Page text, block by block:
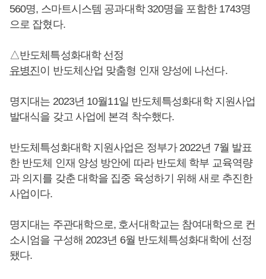
560명, 스마트시스템 공과대학 320명을 포함한 1743명
으로 잡혔다.
△반도체특성화대학 선정
유병진이 반도체산업 맞춤형 인재 양성에 나선다.
명지대는 2023년 10월11일 반도체특성화대학 지원사업
발대식을 갖고 사업에 본격 착수했다.
반도체특성화대학 지원사업은 정부가 2022년 7월 발표
한 반도체 인재 양성 방안에 따라 반도체 학부 교육역량
과 의지를 갖춘 대학을 집중 육성하기 위해 새로 추진한
사업이다.
명지대는 주관대학으로, 호서대학교는 참여대학으로 컨
소시엄을 구성해 2023년 6월 반도체특성화대학에 선정
됐다.